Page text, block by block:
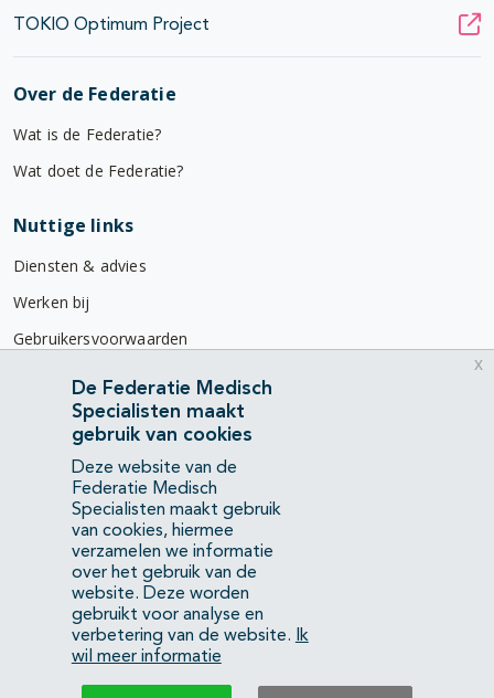
TOKIO Optimum Project
Over de Federatie
Wat is de Federatie?
Wat doet de Federatie?
Nuttige links
Diensten & advies
Werken bij
Gebruikersvoorwaarden
Privacyverklaring
Contact
Mercatorlaan 1200
3528 BL Utrecht
(088) 505 34 34
info@richtlijnendatabase.nl
YouTubeLinkedIn
De Federatie Medisch
Specialisten maakt
gebruik van cookies
Deze website van de
Federatie Medisch
Specialisten maakt gebruik
van cookies, hiermee
verzamelen we informatie
over het gebruik van de
website. Deze worden
gebruikt voor analyse en
verbetering van de website.
Ik
wil meer informatie
x